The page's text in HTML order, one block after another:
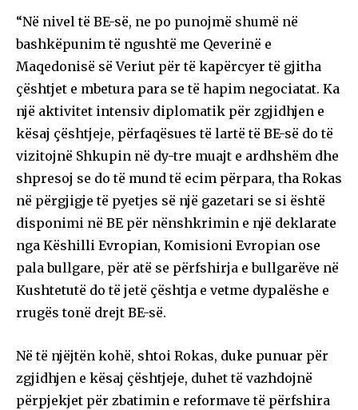
“Në nivel të BE-së, ne po punojmë shumë në
bashkëpunim të ngushtë me Qeverinë e
Maqedonisë së Veriut për të kapërcyer të gjitha
çështjet e mbetura para se të hapim negociatat. Ka
një aktivitet intensiv diplomatik për zgjidhjen e
kësaj çështjeje, përfaqësues të lartë të BE-së do të
vizitojnë Shkupin në dy-tre muajt e ardhshëm dhe
shpresoj se do të mund të ecim përpara, tha Rokas
në përgjigje të pyetjes së një gazetari se si është
disponimi në BE për nënshkrimin e një deklarate
nga Këshilli Evropian, Komisioni Evropian ose
pala bullgare, për atë se përfshirja e bullgarëve në
Kushtetutë do të jetë çështja e vetme dypalëshe e
rrugës tonë drejt BE-së.
Në të njëjtën kohë, shtoi Rokas, duke punuar për
zgjidhjen e kësaj çështjeje, duhet të vazhdojnë
përpjekjet për zbatimin e reformave të përfshira